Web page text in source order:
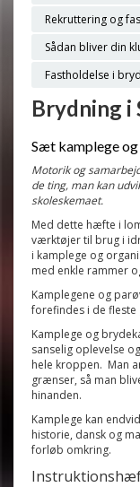
Rekruttering og
Sådan bliver din
Fastholdelse i
Brydning i
Sæt kamplege
Motorik og
de ting, man kan
skoleskemaet.
Med dette hæfte i
værktøjer til brug i
i kamplege og
med enkle rammer
Kamplegene og
forefindes i de fleste
Kamplege og
sanselig oplevelse
hele kroppen. Man
grænser, så man
hinanden.
Kamplege kan
historie, dansk og
forløb omkring.